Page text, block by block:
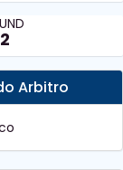
Arbitro